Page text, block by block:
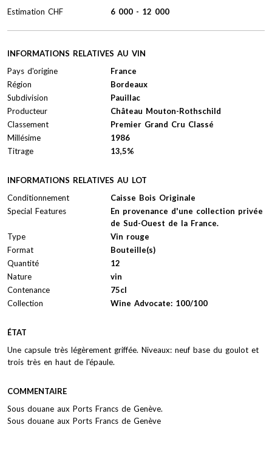
INFORMATIONS RELATIVES AU VIN
Pays d'origine
France
Région
Bordeaux
Subdivision
Pauillac
Producteur
Château Mouton-Rothschild
Classement
Premier Grand Cru Classé
Millésime
1986
Titrage
13,5%
INFORMATIONS RELATIVES AU LOT
Conditionnement
Caisse Bois Originale
Special Features
En provenance d'une collection privée
de Sud-Ouest de la France.
Type
Vin rouge
Format
Bouteille(s)
Quantité
12
Nature
vin
Contenance
75cl
Collection
Wine Advocate: 100/100
Estimation CHF 6 000 - 12 000
ÉTAT
Une capsule très légèrement griffée. Niveaux: neuf base du goulot et
trois très en haut de l'épaule.
COMMENTAIRE
Sous douane aux Ports Francs de Genève.
Sous douane aux Ports Francs de Genève